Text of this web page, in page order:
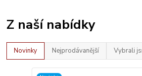
Z naší nabídky
Novinky Nejprodávanější Vybrali